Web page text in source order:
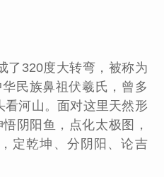
了 320度大转弯，被称为
民族鼻祖伏羲氏，曾多
看河山。面对这里天然形
阴阳鱼，点化太极图，
定乾坤、分阴阳、论吉